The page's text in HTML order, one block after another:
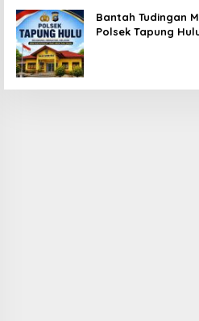
Bantah Tudingan
Polsek Tapung